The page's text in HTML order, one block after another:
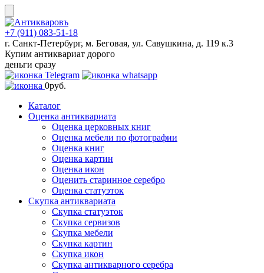
Skip
to
content
+7 (911) 083-51-18
г. Санкт-Петербург, м. Беговая, ул. Савушкина, д. 119 к.3
Купим антиквариат дорого
деньги сразу
0руб.
Каталог
Оценка антиквариата
Оценка церковных книг
Оценка мебели по фотографии
Оценка книг
Оценка картин
Оценка икон
Оценить старинное серебро
Оценка статуэток
Скупка антиквариата
Скупка статуэток
Скупка сервизов
Скупка мебели
Скупка картин
Скупка икон
Скупка антикварного серебра